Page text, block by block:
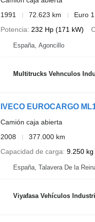
1991
72.623 km
Euro 1
Potencia
232 Hp (171 kW)
España, Agoncillo
Multitrucks Vehnculos
IVECO EUROCARGO
Camión caja abierta
2008
377.000 km
Capacidad de carga 9.250 kg
España, Talavera De la
Viyafasa Vehículos